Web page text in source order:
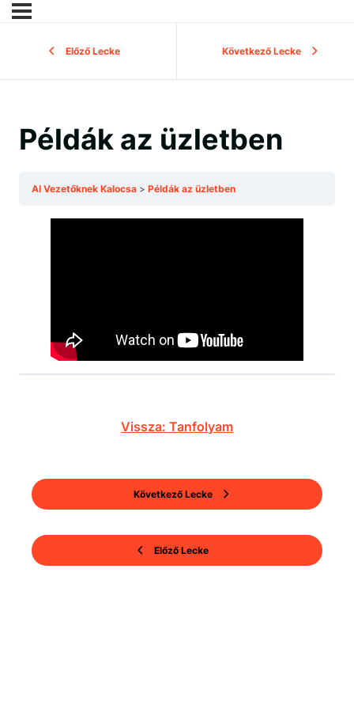
Előző Lecke Következő Lecke
Példák az üzletben
AI Vezetőknek Kalocsa Példák az üzletben
Előző Lecke
Vissza: Tanfolyam
Következő Lecke